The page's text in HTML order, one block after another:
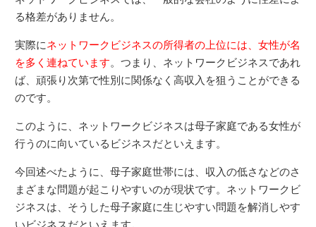
る格差がありません。
実際にネットワークビジネスの所得者の上位には、女性が名
を多く連ねています。つまり、ネットワークビジネスであれ
ば、頑張り次第で性別に関係なく高収入を狙うことができる
のです。
このように、ネットワークビジネスは母子家庭である女性が
行うのに向いているビジネスだといえます。
今回述べたように、母子家庭世帯には、収入の低さなどのさ
まざまな問題が起こりやすいのが現状です。ネットワークビ
ジネスは、そうした母子家庭に生じやすい問題を解消しやす